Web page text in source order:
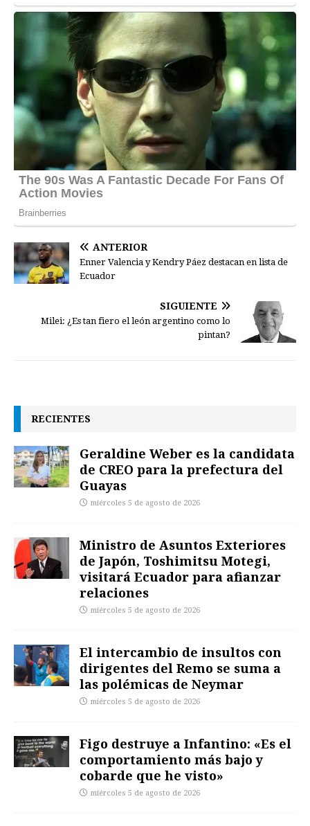
ANTERIOR
Enner Valencia y Kendry Páez destacan en lista de
Ecuador
SIGUIENTE
Milei: ¿Es tan fiero el león argentino como lo
pintan?
RECIENTES
Geraldine Weber es la candidata
de CREO para la prefectura del
Guayas
miércoles 5 de agosto de 2026
Ministro de Asuntos Exteriores
de Japón, Toshimitsu Motegi,
visitará Ecuador para afianzar
relaciones
miércoles 5 de agosto de 2026
El intercambio de insultos con
dirigentes del Remo se suma a
las polémicas de Neymar
miércoles 5 de agosto de 2026
Figo destruye a Infantino: «Es el
comportamiento más bajo y
cobarde que he visto»
miércoles 5 de agosto de 2026